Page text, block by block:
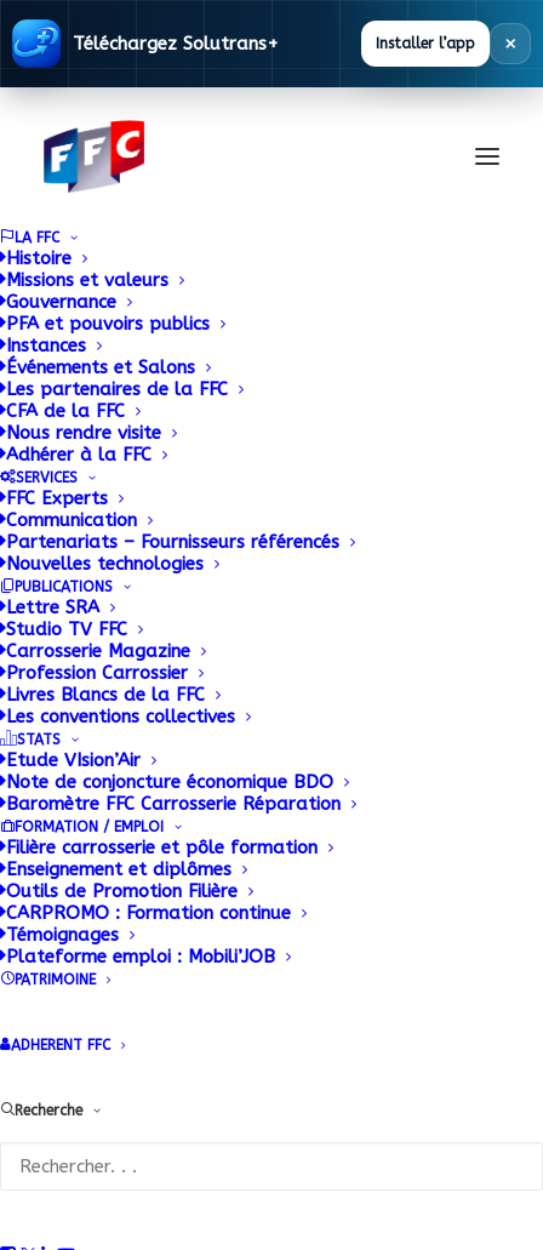
Téléchargez Solutrans+ Installer l’app ×
LA FFC
Histoire
Missions et valeurs
Gouvernance
PFA et pouvoirs publics
Instances
Événements et Salons
Les partenaires de la FFC
CFA de la FFC
Nous rendre visite
Adhérer à la FFC
SERVICES
FFC Experts
Communication
Partenariats – Fournisseurs référencés
Nouvelles technologies
PUBLICATIONS
Lettre SRA
Studio TV FFC
Carrosserie Magazine
Profession Carrossier
Livres Blancs de la FFC
Les conventions collectives
STATS
Etude VIsion’Air
Note de conjoncture économique BDO
Baromètre FFC Carrosserie Réparation
FORMATION / EMPLOI
Filière carrosserie et pôle formation
Enseignement et diplômes
Outils de Promotion Filière
CARPROMO : Formation continue
Témoignages
Plateforme emploi : Mobili’JOB
PATRIMOINE
ADHERENT FFC
Recherche
Bernard LANNE élu
Président de la FFC
Équipements et
Bernard LANNE élu
Président de la FFC
Équipements et
Véhicules !
21 MAI 2026 | BYTHOMAS BALAGEAS
Bernard LANNE élu Président de la FFC